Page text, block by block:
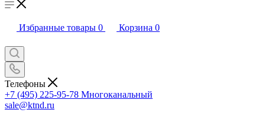
Избранные товары 0 Корзина 0
Телефоны
+7 (495) 225-95-78 Многоканальный
sale@ktnd.ru